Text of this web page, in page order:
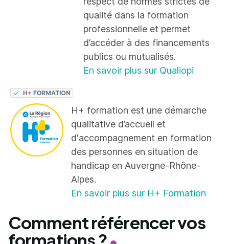
qualité dans la formation
professionnelle et permet
d’accéder à des financements
publics ou mutualisés.
En savoir plus sur Qualiopi
H+ formation est une démarche
qualitative d’accueil et
d'accompagnement en formation
des personnes en situation de
handicap en Auvergne-Rhône-
Alpes.
En savoir plus sur H+ Formation
Comment référencer vos
formations ?